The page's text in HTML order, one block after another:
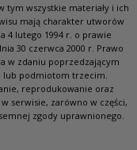
tym wszystkie materiały i ich
mają charakter utworów
4 lutego 1994 r. o prawie
30 czerwca 2000 r. Prawo
w zdaniu poprzedzającym
lub podmiotom trzecim.
reprodukowanie oraz
serwisie, zarówno w części,
zgody uprawnionego.